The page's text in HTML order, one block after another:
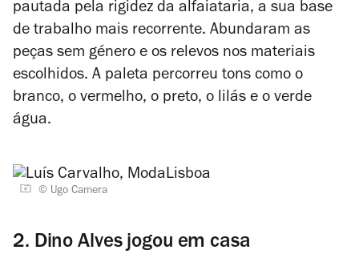
pautada pela rigidez da alfaiataria, a sua base
de trabalho mais recorrente. Abundaram as
peças sem género e os relevos nos materiais
escolhidos. A paleta percorreu tons como o
branco, o vermelho, o preto, o lilás e o verde
água.
© Ugo Camera
2. Dino Alves jogou em casa